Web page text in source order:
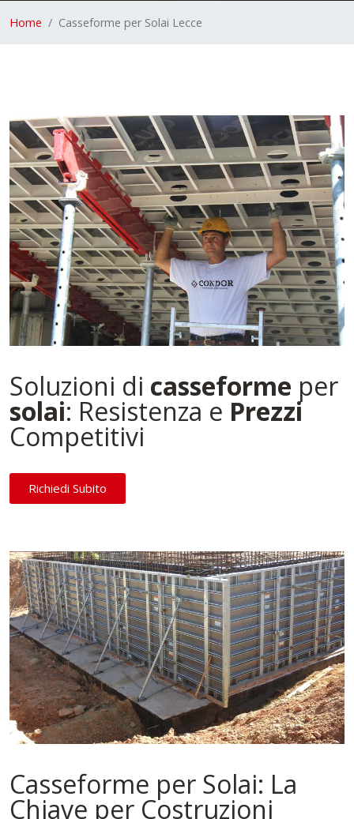
Home Casseforme per Solai Lecce
Soluzioni di casseforme per
solai: Resistenza e Prezzi
Competitivi
Richiedi Subito
Casseforme per Solai: La
Chiave per Costruzioni